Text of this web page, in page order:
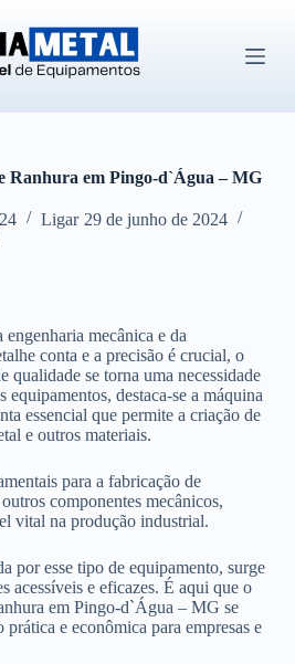
Ranhura em Pingo-d`Água – MG
Ligar 29 de junho de 2024
mecânica e da
conta e a precisão é crucial, o
qualidade se torna uma necessidade
equipamentos, destaca-se a máquina
essencial que permite a criação de
e outros materiais.
para a fabricação de
componentes mecânicos,
vital na produção industrial.
por esse tipo de equipamento, surge
acessíveis e eficazes. É aqui que o
em Pingo-d`Água – MG se
prática e econômica para empresas e